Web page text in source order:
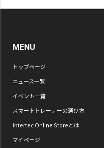
MENU
トップページ
ニュース一覧
イベント一覧
スマートトレーナーの選び方
Intertec Online Storeとは
マイページ